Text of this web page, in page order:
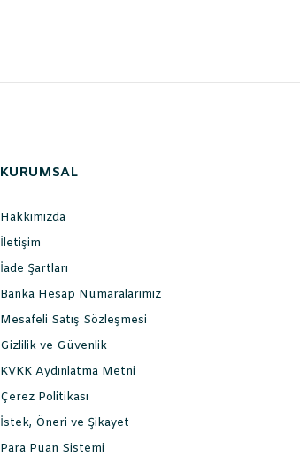
KURUMSAL
Hakkımızda
İletişim
İade Şartları
Banka Hesap Numaralarımız
Mesafeli Satış Sözleşmesi
Gizlilik ve Güvenlik
KVKK Aydınlatma Metni
Çerez Politikası
İstek, Öneri ve Şikayet
Para Puan Sistemi